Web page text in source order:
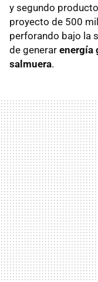
y segundo
proyecto de 500
perforando bajo la
de generar energía
salmuera.